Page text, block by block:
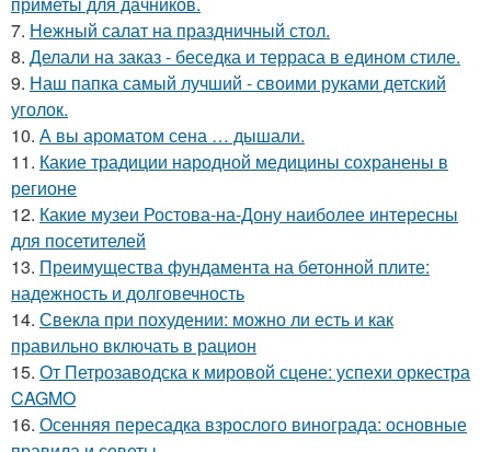
7. Нежный салат на праздничный стол.
8. Делали на заказ - беседка и терраса в едином стиле.
9. Наш папка самый лучший - своими руками детский
уголок.
10. А вы ароматом сена … дышали.
11. Какие традиции народной медицины сохранены в
регионе
12. Какие музеи Ростова-на-Дону наиболее интересны
для посетителей
13. Преимущества фундамента на бетонной плите:
надежность и долговечность
14. Свекла при похудении: можно ли есть и как
правильно включать в рацион
15. От Петрозаводска к мировой сцене: успехи оркестра
CAGMO
16. Осенняя пересадка взрослого винограда: основные